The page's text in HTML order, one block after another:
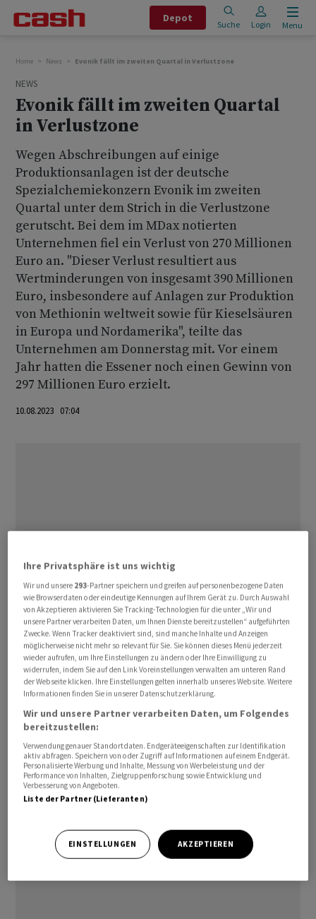
Depot
Suche Login Menu
Home News Evonik fällt im zweiten Quartal in Verlustzone
NEWS
Evonik fällt im zweiten Quartal
in Verlustzone
Wegen Abschreibungen auf einige
Produktionsanlagen ist der deutsche
Spezialchemiekonzern Evonik im zweiten
Quartal unter dem Strich in die Verlustzone
gerutscht. Bei dem im MDax notierten
Unternehmen fiel ein Verlust von 270 Millionen
Euro an. "Dieser Verlust resultiert aus
Wertminderungen von insgesamt 390 Millionen
Euro, insbesondere auf Anlagen zur Produktion
von Methionin weltweit sowie für Kieselsäuren
in Europa und Nordamerika", teilte das
Unternehmen am Donnerstag mit. Vor einem
Jahr hatten die Essener noch einen Gewinn von
297 Millionen Euro erzielt.
10.08.2023 07:04
Der Umsatz fiel in den drei Monaten bis Ende Juni um
fast ein Fünftel auf rund 3,9 Milliarden Euro, das um
Sondereffekte bereinigte Ergebnis vor Zinsen, Steuern
und Abschreibungen (Ebitda) brach um 38 Prozent auf
450 Millionen Euro ein. Damit bestätigte der Konzern in
etwa die bereits bekannten Eckdaten zu Umsatz und
operativem Ergebnis. Wie die gesamte Branche
bekommt auch Evonik die träge Weltwirtschaft zu
Juli den Jahresausblick gesenkt./mis/jha/
Ihre Privatsphäre ist uns wichtig
Wir und unsere 293-Partner speichern und greifen auf personenbezogene Daten
wie Browserdaten oder eindeutige Kennungen auf Ihrem Gerät zu. Durch Auswahl
von Akzeptieren aktivieren Sie Tracking-Technologien für die unter „Wir und
unsere Partner verarbeiten Daten, um Ihnen Dienste bereitzustellen“ aufgeführten
Zwecke. Wenn Tracker deaktiviert sind, sind manche Inhalte und Anzeigen
möglicherweise nicht mehr so relevant für Sie. Sie können dieses Menü jederzeit
wieder aufrufen, um Ihre Einstellungen zu ändern oder Ihre Einwilligung zu
widerrufen, indem Sie auf den Link Voreinstellungen verwalten am unteren Rand
der Webseite klicken. Ihre Einstellungen gelten innerhalb unseres Website. Weitere
Informationen finden Sie in unserer Datenschutzerklärung.
Wir und unsere Partner verarbeiten Daten, um Folgendes
bereitzustellen:
Verwendung genauer Standortdaten. Endgeräteeigenschaften zur Identifikation
aktiv abfragen. Speichern von oder Zugriff auf Informationen auf einem Endgerät.
Personalisierte Werbung und Inhalte, Messung von Werbeleistung und der
Performance von Inhalten, Zielgruppenforschung sowie Entwicklung und
Verbesserung von Angeboten.
Liste der Partner (Lieferanten)
EINSTELLUNGEN AKZEPTIEREN